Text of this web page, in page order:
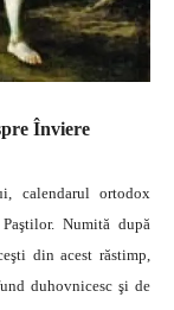
Înviere
calendarul ortodox
Numită după
din acest răstimp,
duhovnicesc şi de